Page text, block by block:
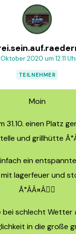
2020 um 12:11
TEILNEHMER
Moin
31.10. einen Platz
und grillhütte
ein
lagerfeuer und
Ã°ÂÂ¤Â🏼
bei schlecht Wetter
in die große